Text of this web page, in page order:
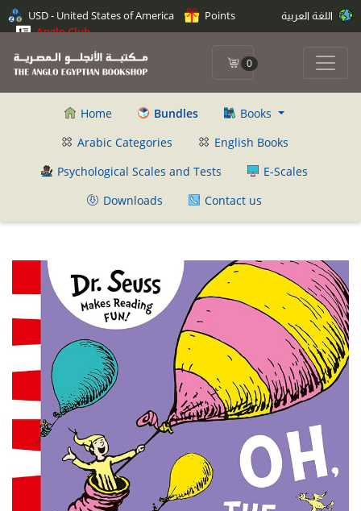
USD - United States of America
Points
Anglo Club
0
Home Bundles
Books
Arabic Categories
English Books
Psychological Scales and Tests
E-Scales
Downloads
Contact us